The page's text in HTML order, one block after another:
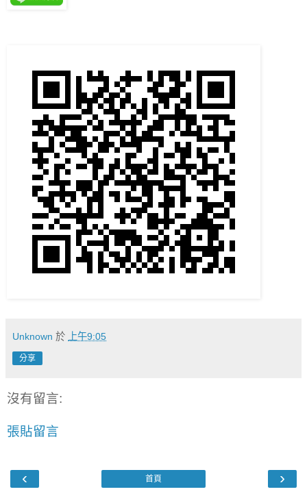
Unknown 於 上午9:05
分享
沒有留言:
張貼留言
‹ ›
首頁